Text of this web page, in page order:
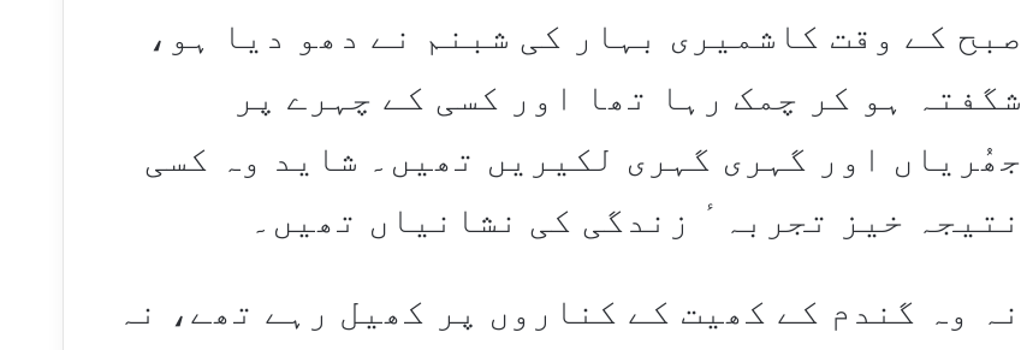
صبح کے وقت کاشمیری بہار کی شبنم نے دھو دیا ہو،
شگفتہ ہو کر چمک رہا تھا اور کسی کے چہرے پر
جھُریاں اور گہری گہری لکیریں تھیں۔ شاید وہ کسی
نتیجہ خیز تجربہ ٔ زندگی کی نشانیاں تھیں۔
نہ وہ گندم کے کھیت کے کناروں پر کھیل رہے تھے، نہ